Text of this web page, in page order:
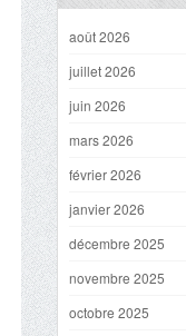
août 2026
juillet 2026
juin 2026
mars 2026
février 2026
janvier 2026
décembre 2025
novembre 2025
octobre 2025